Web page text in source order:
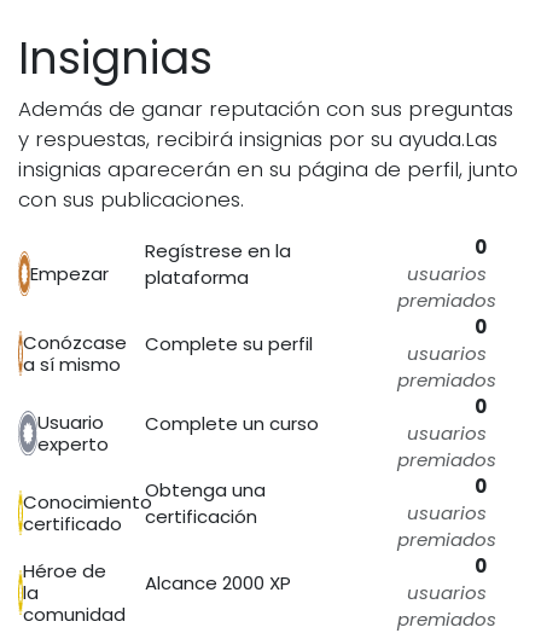
Insignias
Además de ganar reputación con sus preguntas
y respuestas, recibirá insignias por su ayuda.Las
insignias aparecerán en su página de perfil, junto
con sus publicaciones.
Empezar
Regístrese en la
plataforma
0
usuarios
premiados
Conózcase
a sí mismo
Complete su perfil
0
usuarios
premiados
Usuario
experto
Complete un curso
0
usuarios
premiados
Conocimiento
certificado
Obtenga una
certificación
0
usuarios
premiados
Héroe de
la
comunidad
Alcance 2000 XP
0
usuarios
premiados